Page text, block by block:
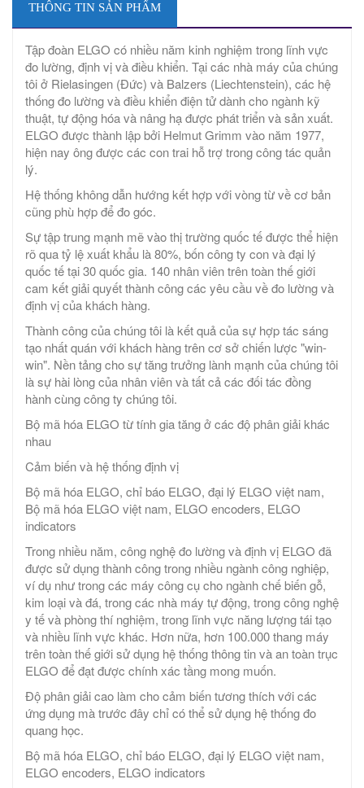
THÔNG TIN SẢN PHẨM
Tập đoàn ELGO có nhiều năm kinh nghiệm trong lĩnh vực
đo lường, định vị và điều khiển. Tại các nhà máy của chúng
tôi ở Rielasingen (Đức) và Balzers (Liechtenstein), các hệ
thống đo lường và điều khiển điện tử dành cho ngành kỹ
thuật, tự động hóa và nâng hạ được phát triển và sản xuất.
ELGO được thành lập bởi Helmut Grimm vào năm 1977,
hiện nay ông được các con trai hỗ trợ trong công tác quản
lý.
Hệ thống không dẫn hướng kết hợp với vòng từ về cơ bản
cũng phù hợp để đo góc.
Sự tập trung mạnh mẽ vào thị trường quốc tế được thể hiện
rõ qua tỷ lệ xuất khẩu là 80%, bốn công ty con và đại lý
quốc tế tại 30 quốc gia. 140 nhân viên trên toàn thế giới
cam kết giải quyết thành công các yêu cầu về đo lường và
định vị của khách hàng.
Thành công của chúng tôi là kết quả của sự hợp tác sáng
tạo nhất quán với khách hàng trên cơ sở chiến lược "win-
win". Nền tảng cho sự tăng trưởng lành mạnh của chúng tôi
là sự hài lòng của nhân viên và tất cả các đối tác đồng
hành cùng công ty chúng tôi.
Bộ mã hóa ELGO từ tính gia tăng ở các độ phân giải khác
nhau
Cảm biến và hệ thống định vị
Bộ mã hóa ELGO, chỉ báo ELGO, đại lý ELGO việt nam,
Bộ mã hóa ELGO việt nam, ELGO encoders, ELGO
indicators
Trong nhiều năm, công nghệ đo lường và định vị ELGO đã
được sử dụng thành công trong nhiều ngành công nghiệp,
ví dụ như trong các máy công cụ cho ngành chế biến gỗ,
kim loại và đá, trong các nhà máy tự động, trong công nghệ
y tế và phòng thí nghiệm, trong lĩnh vực năng lượng tái tạo
và nhiều lĩnh vực khác. Hơn nữa, hơn 100.000 thang máy
trên toàn thế giới sử dụng hệ thống thông tin và an toàn trục
ELGO để đạt được chính xác tầng mong muốn.
Độ phân giải cao làm cho cảm biến tương thích với các
ứng dụng mà trước đây chỉ có thể sử dụng hệ thống đo
quang học.
Bộ mã hóa ELGO, chỉ báo ELGO, đại lý ELGO việt nam,
ELGO encoders, ELGO indicators